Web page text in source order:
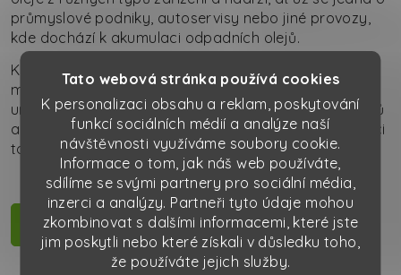
Tato webová stránka používá cookies
K personalizaci obsahu a reklam, poskytování
funkcí sociálních médií a analýze naší
návštěvnosti využíváme soubory cookie.
Informace o tom, jak náš web používáte,
sdílíme se svými partnery pro sociální média,
inzerci a analýzy. Partneři tyto údaje mohou
zkombinovat s dalšími informacemi, které jste
jim poskytli nebo které získali v důsledku toho,
že používáte jejich služby.
průmyslové podniky, autoservisy nebo jiné provozy,
kde dochází k akumulaci odpadních olejů.
Kromě sacích cisteren používáme pro svoz menších
množství odpadních olejů také sudy, které nám
umožňují flexibilně reagovat na potřeby našich klientů
a zajistit tak maximální pohodlí a efektivitu při likvidaci
tohoto druhu odpadu.
NEZÁVAZNĚ POPTAT >